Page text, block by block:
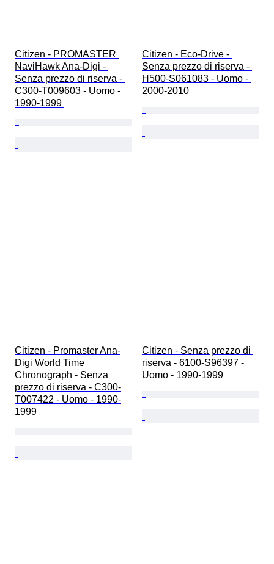
Citizen - PROMASTER
NaviHawk Ana-Digi -
Senza prezzo di riserva -
C300-T009603 - Uomo -
1990-1999
Citizen - Eco-Drive -
Senza prezzo di riserva -
H500-S061083 - Uomo -
2000-2010
Citizen - Promaster Ana-
Digi World Time
Chronograph - Senza
prezzo di riserva - C300-
T007422 - Uomo - 1990-
1999
Citizen - Senza prezzo di
riserva - 6100-S96397 -
Uomo - 1990-1999